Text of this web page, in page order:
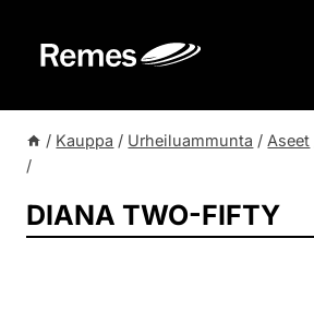
sisältöön
/ Kauppa / Urheiluammunta / Aseet
/
DIANA TWO-FIFTY